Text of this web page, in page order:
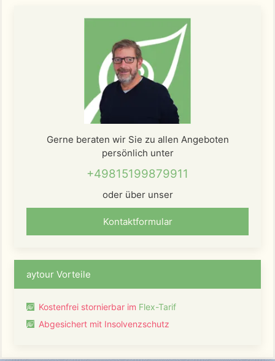
Gerne beraten wir Sie zu allen Angeboten
persönlich unter
+49815199879911
oder über unser
Kontaktformular
aytour Vorteile
Kostenfrei stornierbar im Flex-Tarif
Abgesichert mit Insolvenzschutz